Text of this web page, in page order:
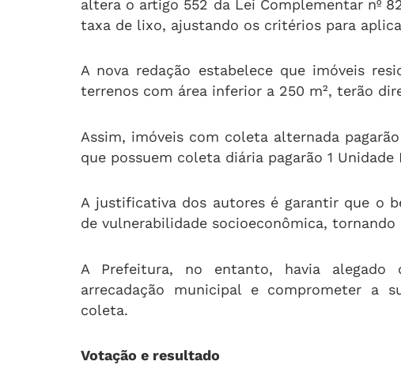
altera o artigo 552 da Lei Complementar nº
taxa de lixo, ajustando os critérios para
A nova redação estabelece que imóveis
terrenos com área inferior a 250 m², terão
Assim, imóveis com coleta alternada
que possuem coleta diária pagarão 1 Unidade
A justificativa dos autores é garantir que o
de vulnerabilidade socioeconômica,
A Prefeitura, no entanto, havia
arrecadação municipal e comprometer a
coleta.
Votação e resultado